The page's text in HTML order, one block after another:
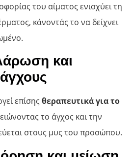
του αίματος ενισχύει τη
κάνοντάς το να δείχνει
και
επίσης θεραπευτικά για το
το άγχος και την
στους μυς του προσώπου.